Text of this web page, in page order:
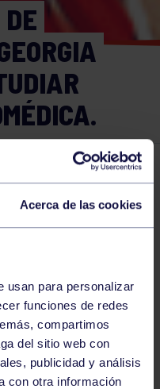
Acerca de las cookies
usan para personalizar
funciones de redes
compartimos
del sitio web con
publicidad y análisis
con otra información